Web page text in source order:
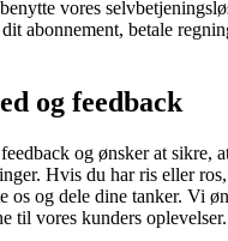
vores
abonnement, betale
og feedback
og ønsker at sikre,
Hvis du har ris eller
os og dele dine tanker. Vi
til vores kunders oplevelser.